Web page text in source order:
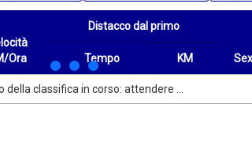
Ora
Distacco dal primo
Sex
Tempo
KM
Distacco dal primo
Tempo
della classifica in corso: attendere ...